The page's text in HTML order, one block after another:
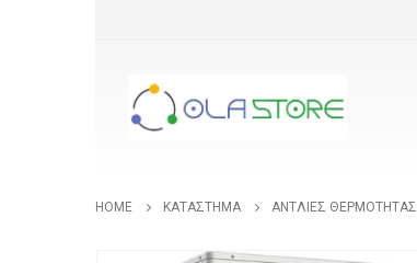
HOME ΚΑΤΆΣΤΗΜΑ ΑΝΤΛΊΕΣ ΘΕΡΜΌΤΗΤΑΣ